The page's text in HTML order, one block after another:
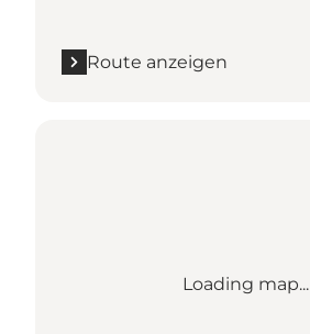
Route anzeigen
Loading map...